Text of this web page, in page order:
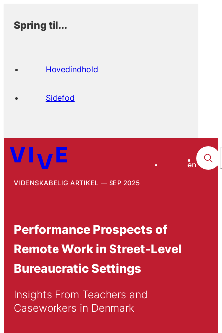
Spring til...
Hovedindhold
Sidefod
en
VIDENSKABELIG ARTIKEL SEP 2025
Performance Prospects of
Remote Work in Street-Level
Bureaucratic Settings
Insights From Teachers and
Caseworkers in Denmark